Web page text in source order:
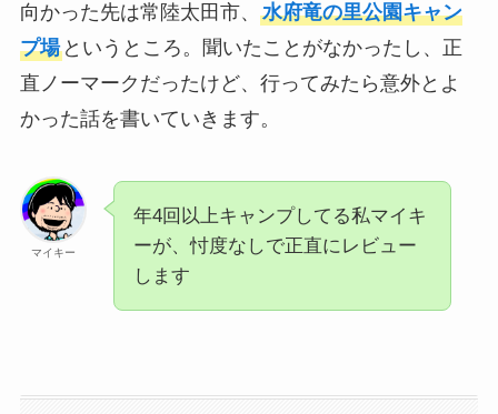
向かった先は常陸太田市、 水府竜の里公園キャン
プ場というところ。聞いたことがなかったし、正
直ノーマークだったけど、行ってみたら意外とよ
かった話を書いていきます。
マイキー
年4回以上キャンプしてる私マイキ
ーが、忖度なしで正直にレビュー
します